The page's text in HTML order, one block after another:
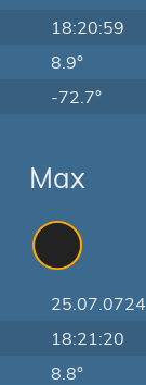
18:20:59
8.9°
-72.7°
Max
25.07.0724
18:21:20
8.8°